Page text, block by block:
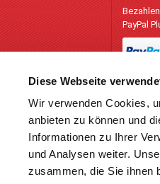
Diese Webseite
Wir verwenden Cookies,
anbieten zu können und
Informationen zu Ihrer
und Analysen weiter.
zusammen, die Sie ihnen
PayPal